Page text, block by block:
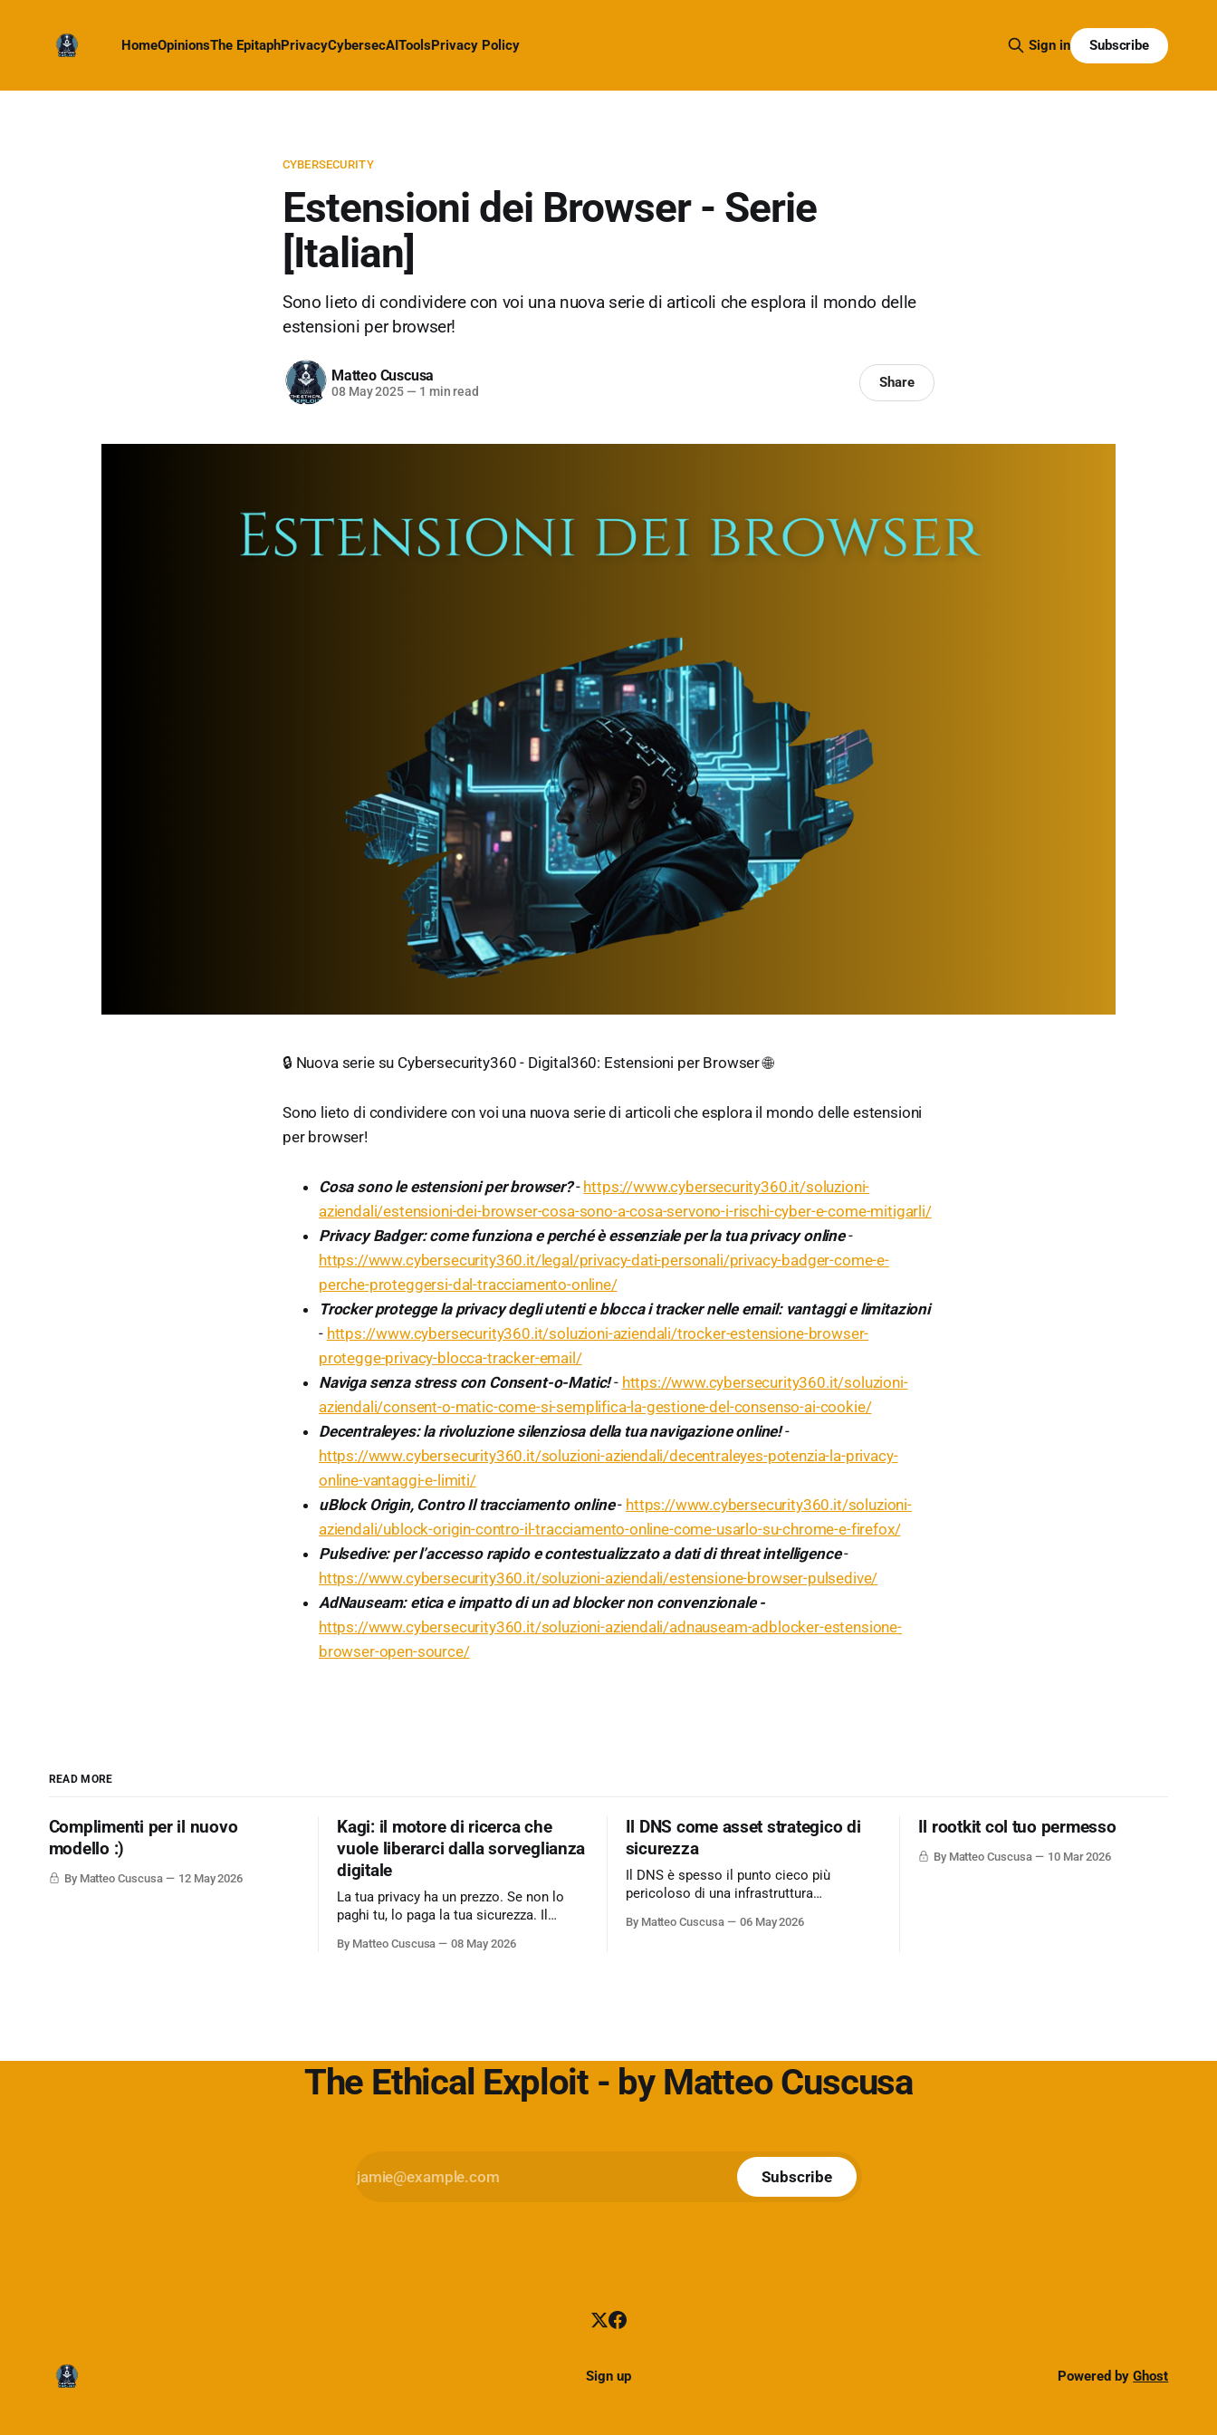
HomeOpinionsThe EpitaphPrivacyCybersecAIToolsPrivacy Policy Sign in Subscribe
CYBERSECURITY
Estensioni dei Browser - Serie
[Italian]
Sono lieto di condividere con voi una nuova serie di articoli che esplora il mondo delle
estensioni per browser!
Matteo Cuscusa
08 May 2025 — 1 min read
Share
🔒 Nuova serie su Cybersecurity360 - Digital360: Estensioni per Browser 🌐
Sono lieto di condividere con voi una nuova serie di articoli che esplora il mondo delle estensioni
per browser!
Cosa sono le estensioni per browser?- https://www.cybersecurity360.it/soluzioni-
aziendali/estensioni-dei-browser-cosa-sono-a-cosa-servono-i-rischi-cyber-e-come-mitigarli/
Privacy Badger: come funziona e perché è essenziale per la tua privacy online-
https://www.cybersecurity360.it/legal/privacy-dati-personali/privacy-badger-come-e-
perche-proteggersi-dal-tracciamento-online/
Trocker protegge la privacy degli utenti e blocca i tracker nelle email: vantaggi e limitazioni
- https://www.cybersecurity360.it/soluzioni-aziendali/trocker-estensione-browser-
protegge-privacy-blocca-tracker-email/
Naviga senza stress con Consent-o-Matic!- https://www.cybersecurity360.it/soluzioni-
aziendali/consent-o-matic-come-si-semplifica-la-gestione-del-consenso-ai-cookie/
Decentraleyes: la rivoluzione silenziosa della tua navigazione online!-
https://www.cybersecurity360.it/soluzioni-aziendali/decentraleyes-potenzia-la-privacy-
online-vantaggi-e-limiti/
uBlock Origin, Contro Il tracciamento online- https://www.cybersecurity360.it/soluzioni-
aziendali/ublock-origin-contro-il-tracciamento-online-come-usarlo-su-chrome-e-firefox/
Pulsedive: per l’accesso rapido e contestualizzato a dati di threat intelligence-
https://www.cybersecurity360.it/soluzioni-aziendali/estensione-browser-pulsedive/
AdNauseam: etica e impatto di un ad blocker non convenzionale -
https://www.cybersecurity360.it/soluzioni-aziendali/adnauseam-adblocker-estensione-
browser-open-source/
READ MORE
Complimenti per il nuovo
modello :)
By Matteo Cuscusa 12 May 2026
Kagi: il motore di ricerca che
vuole liberarci dalla sorveglianza
digitale
La tua privacy ha un prezzo. Se non lo
paghi tu, lo paga la tua sicurezza. Il
sull'advertising è il peccato originale del
By Matteo Cuscusa 08 May 2026
Il DNS come asset strategico di
sicurezza
Il DNS è spesso il punto cieco più
pericoloso di una infrastruttura
rischi critici come l’esfiltrazione dati via
By Matteo Cuscusa 06 May 2026
Il rootkit col tuo permesso
By Matteo Cuscusa 10 Mar 2026
The Ethical Exploit - by Matteo Cuscusa
Subscribe
Sign up Powered byGhost